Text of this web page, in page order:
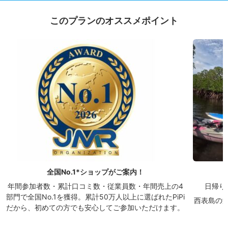
このプランのオススメポイント
全国No.1*ショップがご案内！
年間参加者数・累計口コミ数・従業員数・年間売上の4
部門で全国No.1を獲得。累計50万人以上に選ばれたPiPi
だから、初めての方でも安心してご参加いただけます。
日帰
西表島の